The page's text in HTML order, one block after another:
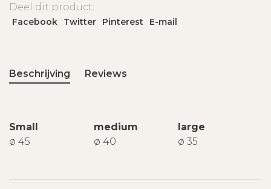
Deel dit product:
Facebook Twitter Pinterest E-mail
Beschrijving Reviews
Small medium
large
ø 45
ø 40 ø 35